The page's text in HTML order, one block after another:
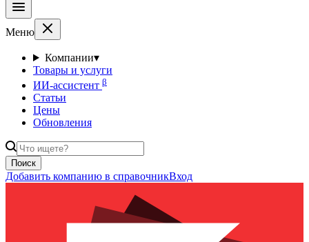
Меню
Компании▾
Товары и услуги
ИИ-ассистент β
Статьи
Цены
Обновления
Поиск
Добавить компанию в справочникВход